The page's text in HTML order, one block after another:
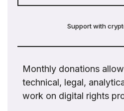
Support with
Monthly donations
technical, legal,
work on digital rights